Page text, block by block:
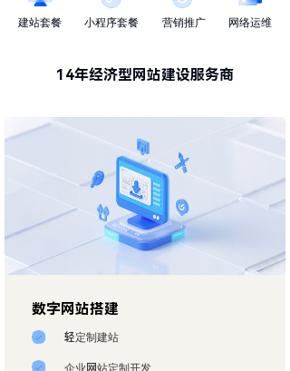
网络运维
建站套餐 小程序套餐 营销推广
14年经济型网站建设服务商
数字网站搭建
轻定制建站